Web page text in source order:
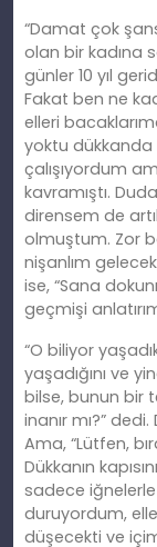
“Damat çok
olan bir kadına
günler 10 yıl
Fakat ben ne
elleri
yoktu dükkanda
çalışıyordum
kavramıştı.
dirensem de
olmuştum. Zor
nişanlım
ise, “Sana
geçmişi
“O biliyor
yaşadığını ve
bilse, bunun bir
inanır mı?”
Ama, “Lütfen,
Dükkanın
sadece
duruyordum,
düşecekti ve